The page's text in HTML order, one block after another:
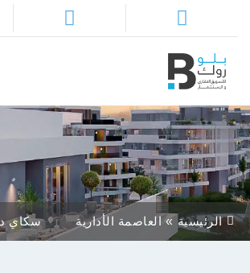
الرئيسية
العاصمة الأدارية
الجديدة
سكاي
في